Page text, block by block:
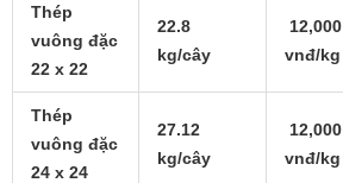
Thép
vuông đặc
22 x 22
22.8
kg/cây
12,000
vnđ/kg
Thép
vuông đặc
24 x 24
27.12
kg/cây
12,000
vnđ/kg